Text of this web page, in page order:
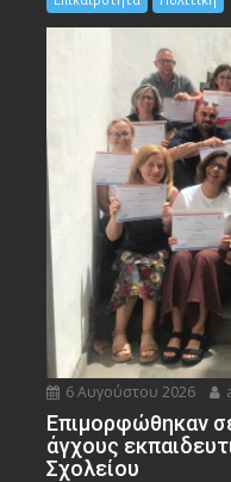
6 Αυγούστου 2026
Eπιμορφώθηκαν
άγχους
Σχολείου